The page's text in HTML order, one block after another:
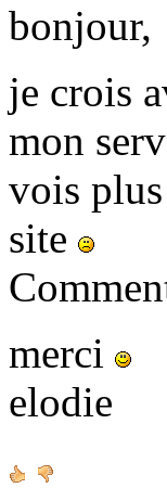
bonjour,
je crois
mon
vois
site
merci
elodie